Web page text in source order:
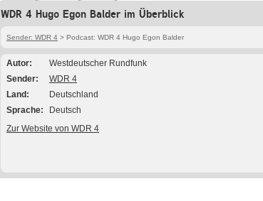
WDR 4 Hugo Egon Balder im Überblick
Sender: WDR 4 > Podcast: WDR 4 Hugo Egon Balder
Autor
Westdeutscher Rundfunk
Sender
WDR 4
Land
Deutschland
Sprache
Deutsch
Zur Website von WDR 4